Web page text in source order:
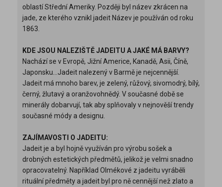
oblastí Střední Ameriky. Později byl název zkrácen na
jade, ze kterého vznikl jadeit Název je používán od roku
1863.
KDE JSOU NALEZIŠTĚ JADEITU A JAKÉ MÁ BARVY?
Nachází se v Evropě, Jižní Americe, Kanadě, Asii, Číně,
Japonsku…Jadeit nalezený v Barmě je nejcennější.
Jadeit má mnoho barev, je zelený, růžový, sivomodrý, bílý,
černý, žlutavý a oranžovohnědý. V současné době se
minerály dobarvují, tak aby splňovaly v nejnověší trendy
současné módy a designu.
ZAJÍMAVOSTI O JADEITU:
Jadeit je a byl hojně využíván pro výrobu sošek a
drobných estetických předmětů, jelikož je velmi snadno
opracovatelný. Například Olmékové z jadeitu vyráběli
rituální předměty a jadeit byl pro ně cennější než zlato a